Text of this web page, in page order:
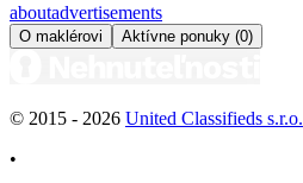
aboutadvertisements
O maklérovi Aktívne ponuky (0)
© 2015 - 2026 United Classifieds s.r.o.
•